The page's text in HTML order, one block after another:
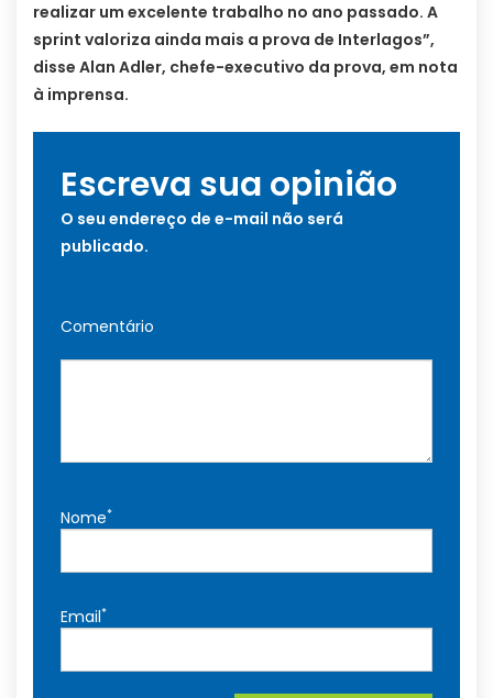
realizar um excelente trabalho no ano passado. A
sprint valoriza ainda mais a prova de Interlagos”,
disse Alan Adler, chefe-executivo da prova, em nota
à imprensa.
Escreva sua opinião
O seu endereço de e-mail não será
publicado.
Comentário
Nome*
Email*